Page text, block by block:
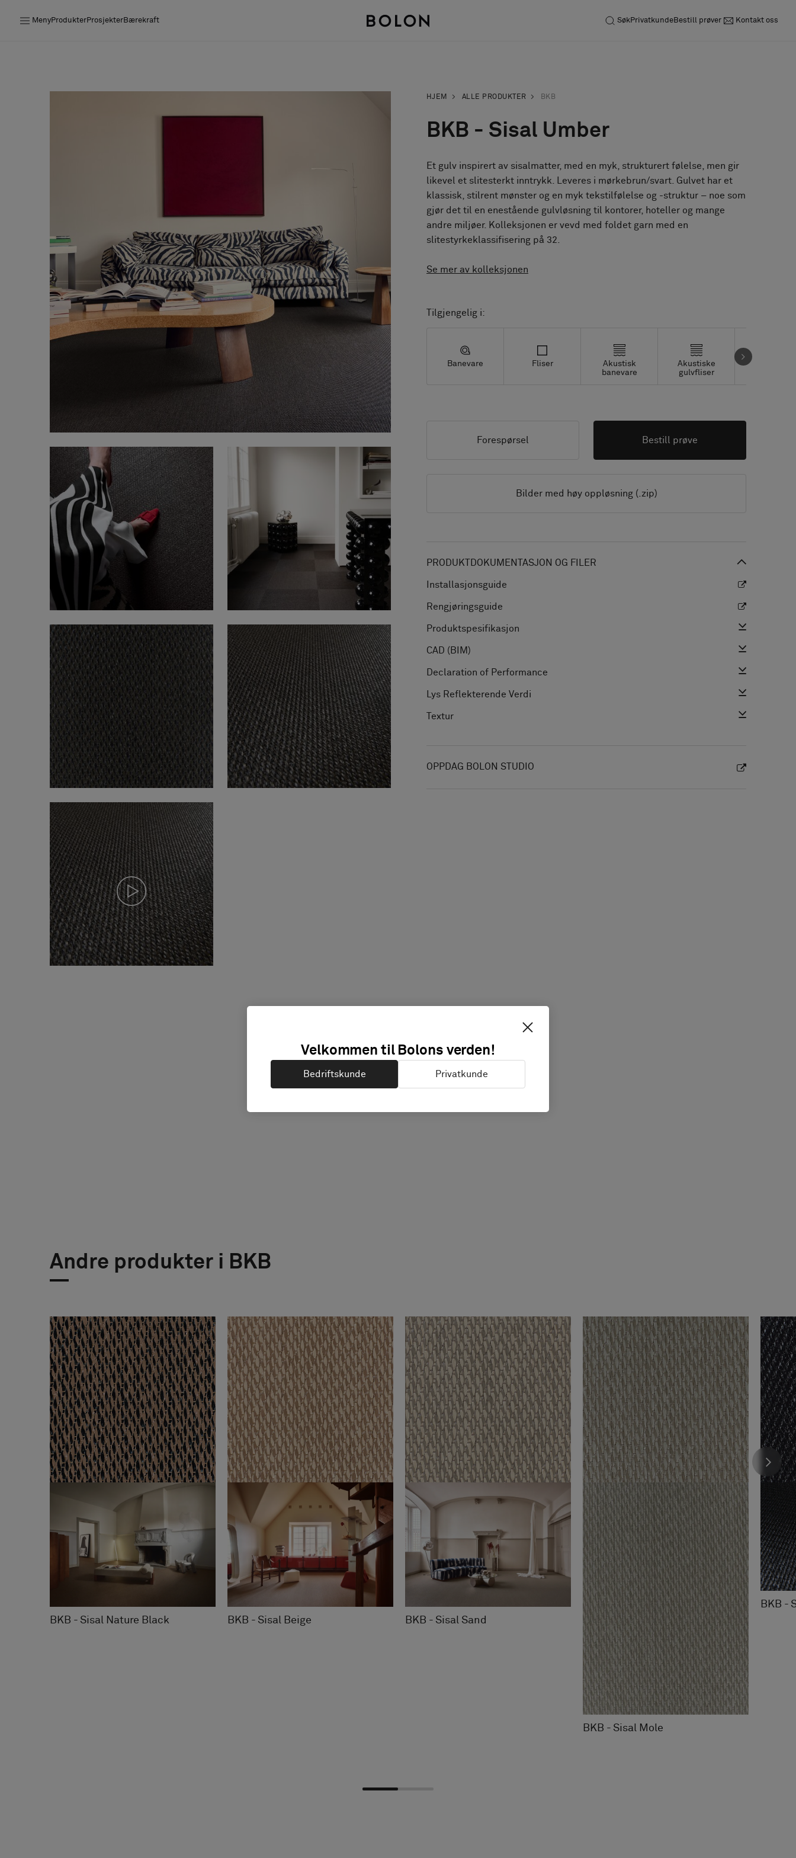
MenyProdukterProsjekterBærekraft SøkPrivatkundeBestill prøver Kontakt oss
Samarbeid med designere
Stories
Om oss
Kontakt
Pattern Tile Tool
HJEM ALLE PRODUKTER BKB
BKB - Sisal Umber
Et gulv inspirert av sisalmatter, med en myk, strukturert følelse, men gir
likevel et slitesterkt inntrykk. Leveres i mørkebrun/svart. Gulvet har et
klassisk, stilrent mønster og en myk tekstilfølelse og -struktur – noe som
gjør det til en enestående gulvløsning til kontorer, hoteller og mange
andre miljøer. Kolleksjonen er vevd med foldet garn med en
slitestyrkeklassifisering på 32.
Se mer av kolleksjonen
Tilgjengelig i:
Banevare Fliser
Akustisk
banevare
Akustiske
gulvfliser
Studio fliser
Forespørsel Bestill prøve
Bilder med høy oppløsning (.zip)
PRODUKTDOKUMENTASJON OG FILER
Installasjonsguide
Rengjøringsguide
Produktspesifikasjon
CAD (BIM)
Declaration of Performance
Lys Reflekterende Verdi
Textur
OPPDAG BOLON STUDIO
Andre produkter i BKB
BKB - Sisal Nature Black BKB - Sisal Beige BKB - Sisal Sand
BKB - Sisal Mole
BKB -
Velkommen til Bolons verden!
Bedriftskunde Privatkunde